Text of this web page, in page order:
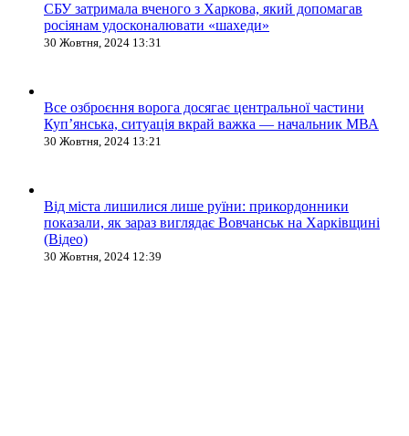
СБУ затримала вченого з Харкова, який допомагав
росіянам удосконалювати «шахеди»
30 Жовтня, 2024 13:31
Все озброєння ворога досягає центральної частини
Куп’янська, ситуація вкрай важка — начальник МВА
30 Жовтня, 2024 13:21
Від міста лишилися лише руїни: прикордонники
показали, як зараз виглядає Вовчанськ на Харківщині
(Відео)
30 Жовтня, 2024 12:39